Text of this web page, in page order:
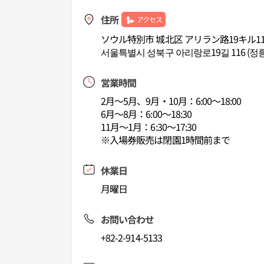
住所 アクセス
ソウル特別市 城北区 アリラン路19キル
서울특별시 성북구 아리랑로19길 116 (정
営業時間
2月～5月、9月・10月：6:00～18:00
6月～8月：6:00～18:30
11月～1月：6:30～17:30
※入場券販売は閉園1時間前まで
休業日
月曜日
お問い合わせ
+82-2-914-5133